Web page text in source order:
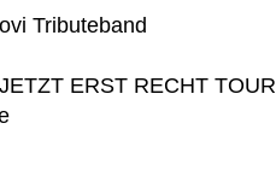
Tributeband
ERST RECHT TOUR